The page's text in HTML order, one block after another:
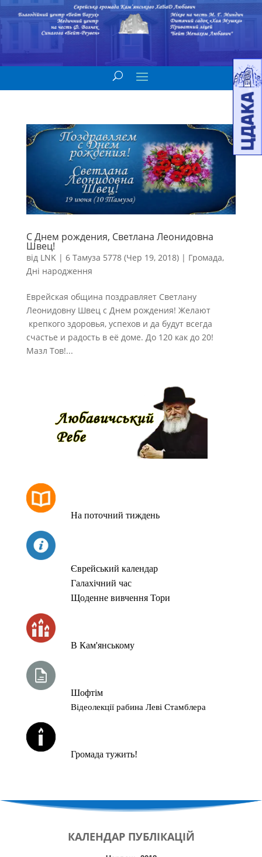
С Днем рождения, Светлана Леонидовна
Швец!
від LNK| 6 Тамуза 5778 (Чер 19, 2018)| Громада,
Дні народження
Еврейская община поздравляет Светлану
Леонидовну Швец с Днем рождения! Желают
крепкого здоровья, успехов и да будут всегда
счастье и радость в её доме. До 120 как до 20!
Мазл Тов!...
На поточний тиждень
Єврейський календар
Галахічний час
Щоденне вивчення Тори
В Кам'янському
Шофтім
Відеолекції рабина Леві Стамблера
Громада тужить!
КАЛЕНДАР ПУБЛІКАЦІЙ